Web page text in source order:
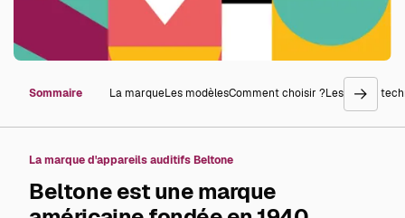
Sommaire La marqueLes modèlesComment choisir ?Les prixLa
go
right
La marque d'appareils auditifs Beltone
Beltone est une marque